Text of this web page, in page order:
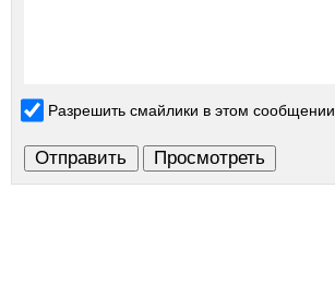
Разрешить смайлики в этом сообщении